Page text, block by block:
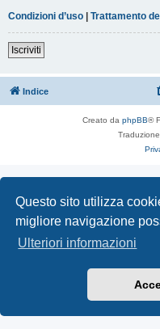
Questo sito utilizza
migliore navigazione
Ulteriori informazioni
Condizioni d’uso | Trattamento
Iscriviti
Indice
Creato da phpBB®